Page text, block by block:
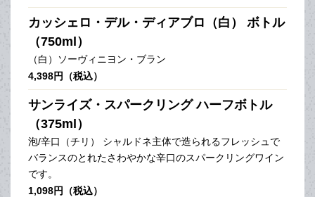
カッシェロ・デル・ディアブロ（白） ボトル
（750ml）
（白）ソーヴィニヨン・ブラン
4,398円（税込）
サンライズ・スパークリング ハーフボトル
（375ml）
泡/辛口（チリ） シャルドネ主体で造られるフレッシュで
バランスのとれたさわやかな辛口のスパークリングワイン
です。
1,098円（税込）